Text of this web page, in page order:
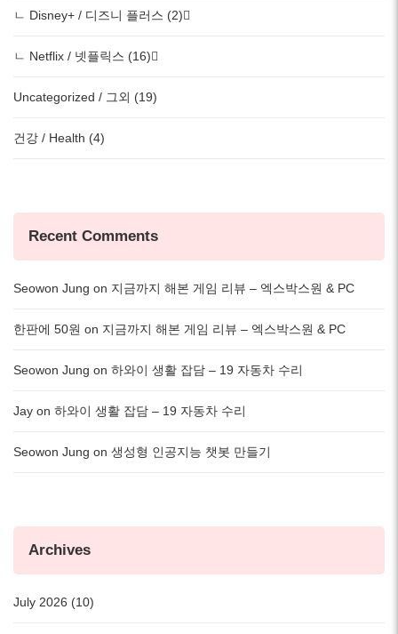
ㄴ Disney+ / 디즈니 플러스 (2)
ㄴ Netflix / 넷플릭스 (16)
Uncategorized / 그외 (19)
건강 / Health (4)
Recent Comments
Seowon Jung on 지금까지 해본 게임 리뷰 – 엑스박스원 & PC
한판에 50원 on 지금까지 해본 게임 리뷰 – 엑스박스원 & PC
Seowon Jung on 하와이 생활 잡담 – 19 자동차 수리
Jay on 하와이 생활 잡담 – 19 자동차 수리
Seowon Jung on 생성형 인공지능 챗봇 만들기
Archives
July 2026 (10)